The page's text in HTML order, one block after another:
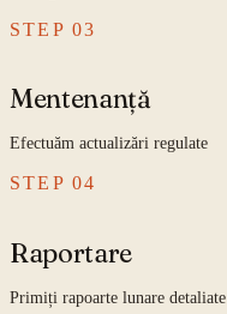
STEP03
Mentenanță
Efectuăm actualizări regulate
STEP04
Raportare
Primiți rapoarte lunare detaliate